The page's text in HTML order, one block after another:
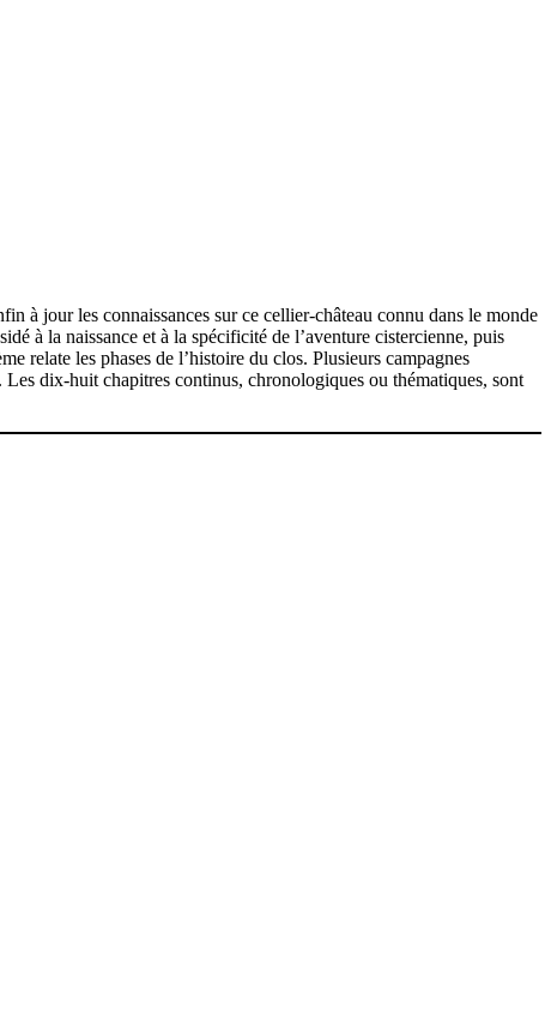
à jour les connaissances sur ce cellier-château connu dans le monde
à la naissance et à la spécificité de l’aventure cistercienne, puis
relate les phases de l’histoire du clos. Plusieurs campagnes
dix-huit chapitres continus, chronologiques ou thématiques, sont